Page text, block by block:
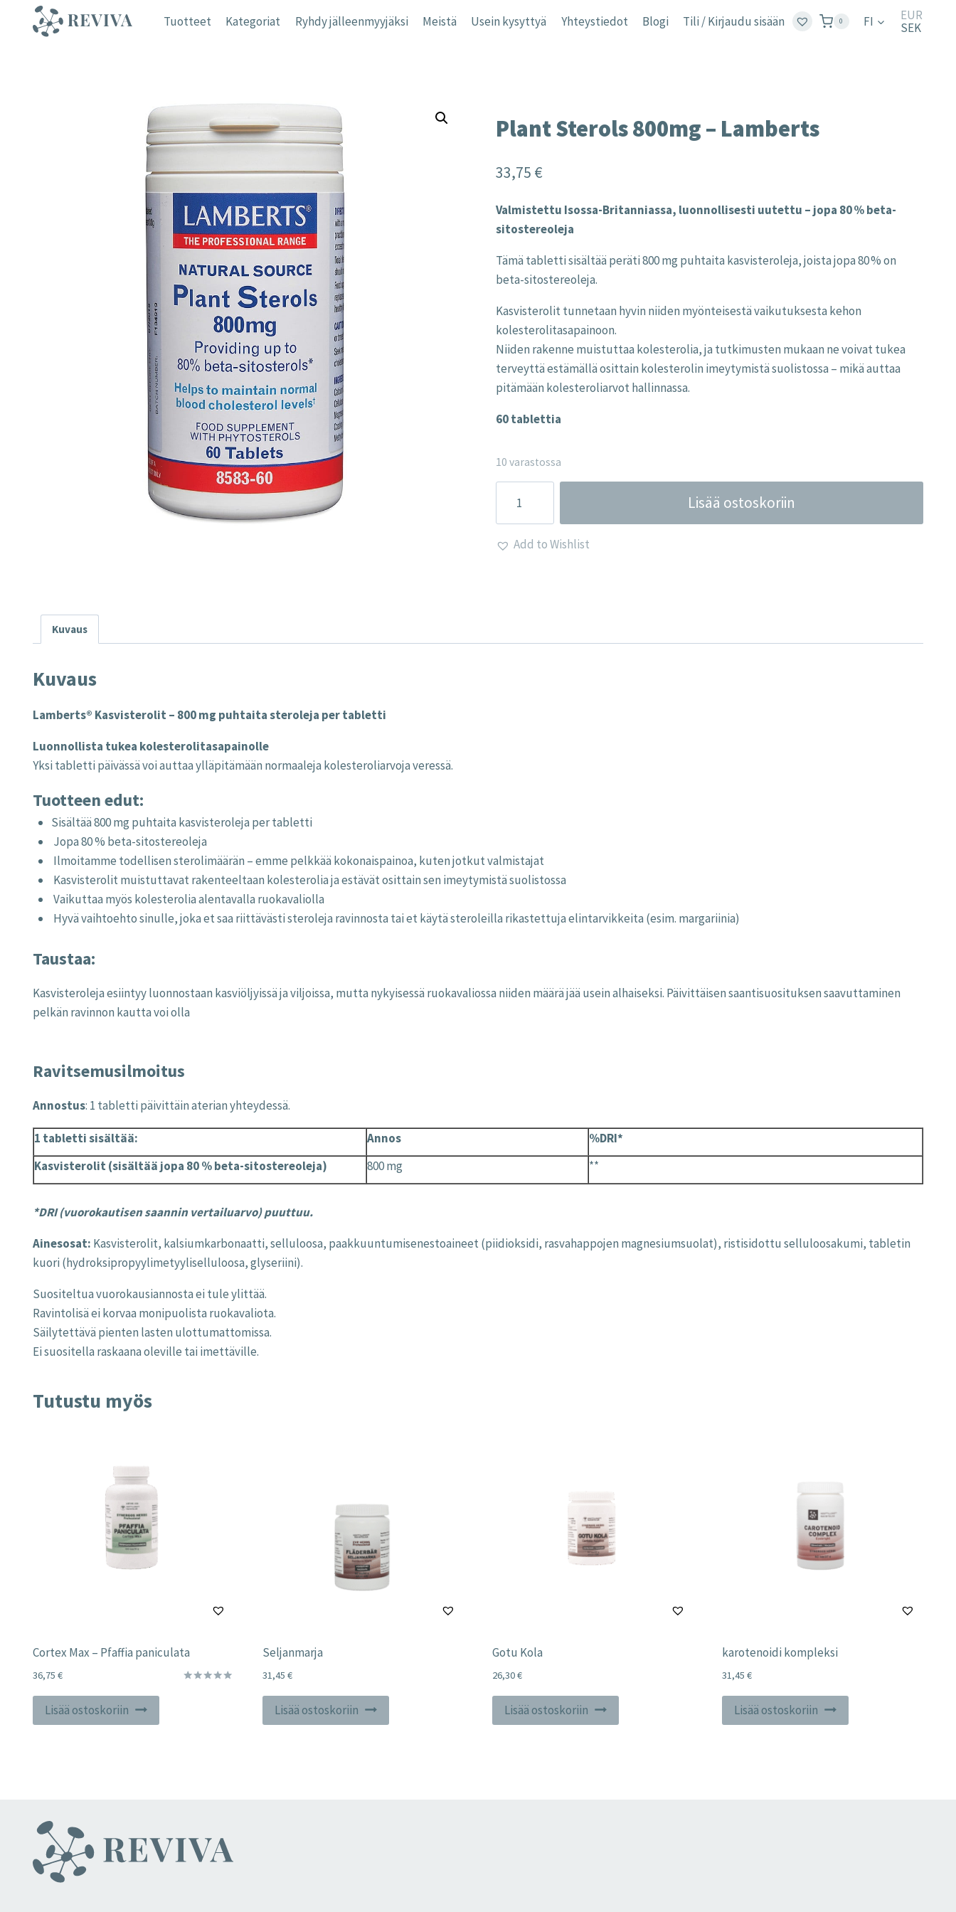
sisältöön
Tuotteet Kategoriat Ryhdy jälleenmyyjäksi Meistä Usein kysyttyä Yhteystiedot Blogi Tili / Kirjaudu sisään 0 FI
EUR
SEK
Plant Sterols 800mg – Lamberts
33,75 €
Valmistettu Isossa-Britanniassa, luonnollisesti uutettu – jopa 80 % beta-
sitostereoleja
Tämä tabletti sisältää peräti 800 mg puhtaita kasvisteroleja, joista jopa 80 % on
beta-sitostereoleja.
Kasvisterolit tunnetaan hyvin niiden myönteisestä vaikutuksesta kehon
kolesterolitasapainoon.
Niiden rakenne muistuttaa kolesterolia, ja tutkimusten mukaan ne voivat tukea
terveyttä estämällä osittain kolesterolin imeytymistä suolistossa – mikä auttaa
pitämään kolesteroliarvot hallinnassa.
60 tablettia
10 varastossa
Sterols
800mg
-
Lisää ostoskoriin
Add to Wishlist
Kuvaus
Kuvaus
Lamberts® Kasvisterolit – 800 mg puhtaita steroleja per tabletti
Luonnollista tukea kolesterolitasapainolle
Yksi tabletti päivässä voi auttaa ylläpitämään normaaleja kolesteroliarvoja veressä.
Tuotteen edut:
Sisältää 800 mg puhtaita kasvisteroleja per tabletti
Jopa 80 % beta-sitostereoleja
Ilmoitamme todellisen sterolimäärän – emme pelkkää kokonaispainoa, kuten jotkut valmistajat
Kasvisterolit muistuttavat rakenteeltaan kolesterolia ja estävät osittain sen imeytymistä suolistossa
Vaikuttaa myös kolesterolia alentavalla ruokavaliolla
Hyvä vaihtoehto sinulle, joka et saa riittävästi steroleja ravinnosta tai et käytä steroleilla rikastettuja elintarvikkeita (esim. margariinia)
Taustaa:
Kasvisterolejaesiintyyluonnostaan kasviöljyissäjaviljoissa, mutta nykyisessä ruokavaliossa niiden määräjää useinalhaiseksi. Päivittäisensaantisuosituksensaavuttaminen
pelkän ravinnon kauttavoiolla
Ravitsemusilmoitus
Annostus: 1 tabletti päivittäin aterian yhteydessä.
1 tabletti sisältää: Annos
%DRI*
Kasvisterolit (sisältää jopa 80 % beta-sitostereoleja)
800 mg **
*DRI (vuorokautisen saannin vertailuarvo) puuttuu.
Ainesosat: Kasvisterolit, kalsiumkarbonaatti, selluloosa, paakkuuntumisenestoaineet (piidioksidi, rasvahappojen magnesiumsuolat), ristisidottu selluloosakumi, tabletin
kuori (hydroksipropyylimetyyliselluloosa, glyseriini).
Suositeltua vuorokausiannosta ei tule ylittää.
Ravintolisä ei korvaa monipuolista ruokavaliota.
Säilytettävä pienten lasten ulottumattomissa.
Ei suositella raskaana oleville tai imettäville.
Tutustu myös
Cortex Max – Pfaffia paniculata
36,75 €
Lisää ostoskoriin
Seljanmarja
31,45 €
Lisää ostoskoriin
Gotu Kola
26,30€
Lisää ostoskoriin
karotenoidi kompleksi
31,45 €
Lisää ostoskoriin